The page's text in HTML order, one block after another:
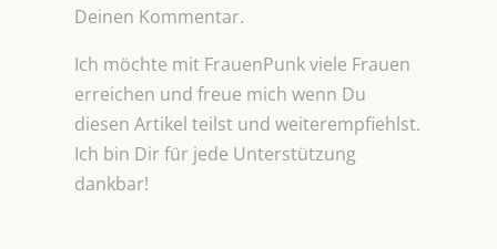
Deinen Kommentar.
Ich möchte mit FrauenPunk viele Frauen
erreichen und freue mich wenn Du
diesen Artikel teilst und weiterempfiehlst.
Ich bin Dir für jede Unterstützung
dankbar!